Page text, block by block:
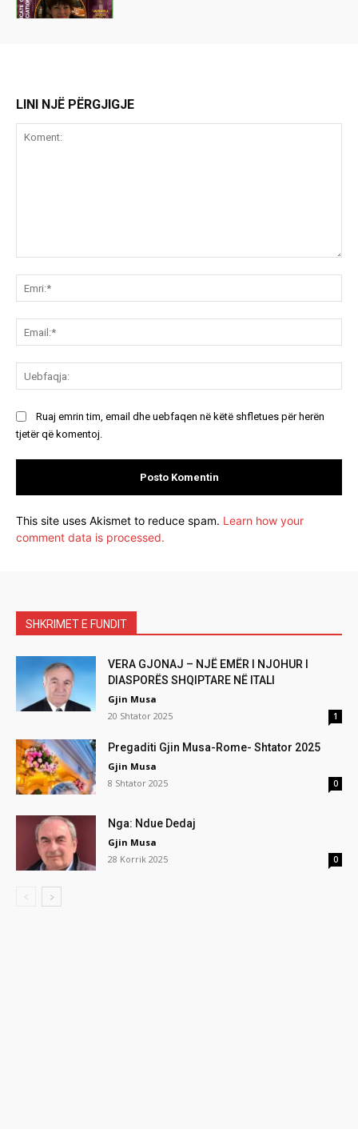
LINI NJË PËRGJIGJE
Ruaj emrin tim, email dhe uebfaqen në këtë shfletues për herën
tjetër që komentoj.
This site uses Akismet to reduce spam. Learn how your
comment data is processed.
SHKRIMET E FUNDIT
VERA GJONAJ – NJË EMËR I NJOHUR I
DIASPORËS SHQIPTARE NË ITALI
Gjin Musa
20 Shtator 2025
1
Pregaditi Gjin Musa-Rome- Shtator 2025
Gjin Musa
8 Shtator 2025
0
Nga: Ndue Dedaj
Gjin Musa
28 Korrik 2025
0